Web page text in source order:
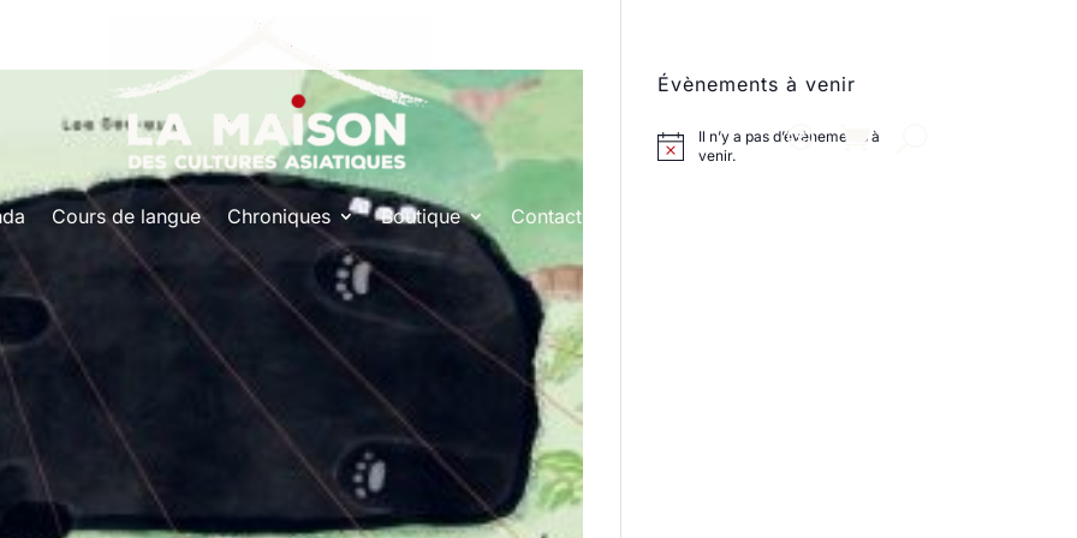
Cours de langue Chroniques Boutique Contact
Évènements à venir
Il n’y a pas d’évènements à
venir.